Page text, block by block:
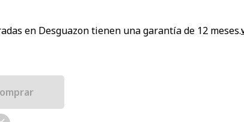
en Desguazon tienen una garantía de 12 meses.